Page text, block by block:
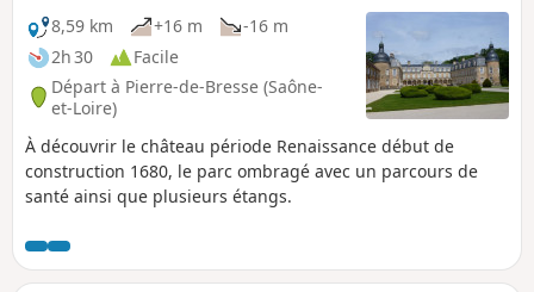
8,59 km
+16 m
-16 m
2h 30
Facile
Départ à Pierre-de-Bresse (Saône-
et-Loire)
À découvrir le château période Renaissance début de
construction 1680, le parc ombragé avec un parcours de
santé ainsi que plusieurs étangs.